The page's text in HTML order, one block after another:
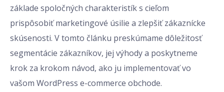
základe spoločných charakteristík s cieľom
prispôsobiť marketingové úsilie a zlepšiť zákaznícke
skúsenosti. V tomto článku preskúmame dôležitosť
segmentácie zákazníkov, jej výhody a poskytneme
krok za krokom návod, ako ju implementovať vo
vašom WordPress e-commerce obchode.